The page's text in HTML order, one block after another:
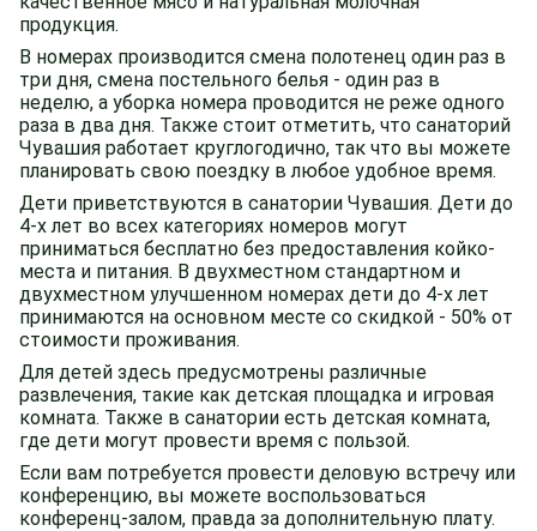
продукция.
В номерах производится смена полотенец один раз в
три дня, смена постельного белья - один раз в
неделю, а уборка номера проводится не реже одного
раза в два дня. Также стоит отметить, что санаторий
Чувашия работает круглогодично, так что вы можете
планировать свою поездку в любое удобное время.
Дети приветствуются в санатории Чувашия. Дети до
4-х лет во всех категориях номеров могут
приниматься бесплатно без предоставления койко-
места и питания. В двухместном стандартном и
двухместном улучшенном номерах дети до 4-х лет
принимаются на основном месте со скидкой - 50% от
стоимости проживания.
Для детей здесь предусмотрены различные
развлечения, такие как детская площадка и игровая
комната. Также в санатории есть детская комната,
где дети могут провести время с пользой.
Если вам потребуется провести деловую встречу или
конференцию, вы можете воспользоваться
конференц-залом, правда за дополнительную плату.